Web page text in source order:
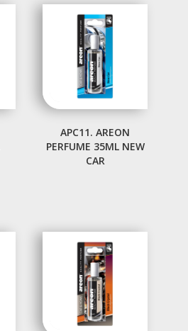
APC11. AREON
PERFUME 35ML NEW
CAR